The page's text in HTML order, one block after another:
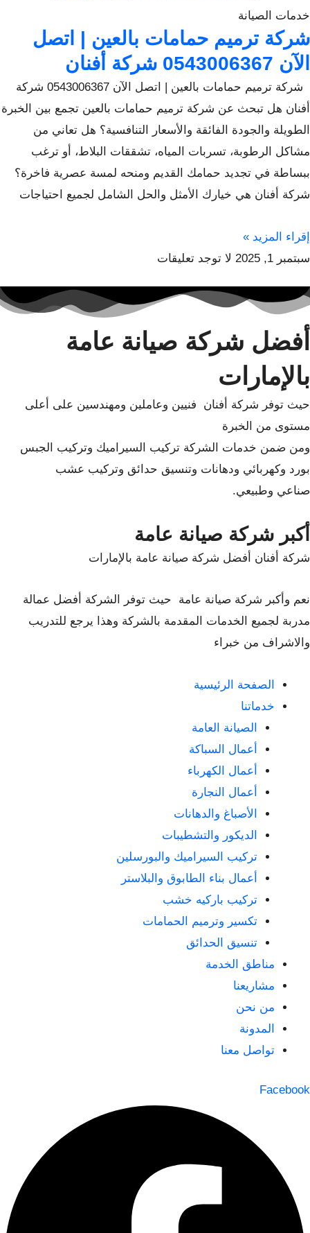
خدمات الصيانة
شركة ترميم حمامات بالعين | اتصل
الآن 0543006367 شركة أفنان
شركة ترميم حمامات بالعين | اتصل الآن 0543006367 شركة
أفنان هل تبحث عن شركة ترميم حمامات بالعين تجمع بين الخبرة
الطويلة والجودة الفائقة والأسعار التنافسية؟ هل تعاني من
مشاكل الرطوبة، تسربات المياه، تشققات البلاط، أو ترغب
ببساطة في تجديد حمامك القديم ومنحه لمسة عصرية فاخرة؟
شركة أفنان هي خيارك الأمثل والحل الشامل لجميع احتياجات
إقراء المزيد »
سبتمبر 1, 2025
لا توجد تعليقات
أفضل شركة صيانة عامة
بالإمارات
حيث توفر شركة أفنان فنيين وعاملين ومهندسين على أعلى
مستوى من الخبرة
ومن ضمن خدمات الشركة تركيب السيراميك وتركيب الجبس
بورد وكهربائي ودهانات وتنسيق حدائق وتركيب عشب
صناعي وطبيعي.
أكبر شركة صيانة عامة
شركة أفنان أفضل شركة صيانة عامة بالإمارات
نعم وأكبر شركة صيانة عامة حيث توفر الشركة أفضل عمالة
مدربة لجميع الخدمات المقدمة بالشركة وهذا يرجع للتدريب
والاشراف من خبراء
الصفحة الرئيسية
خدماتنا
الصيانة العامة
أعمال السباكة
أعمال الكهرباء
أعمال النجارة
الأصباغ والدهانات
الديكور والتشطيبات
تركيب السيراميك والبورسلين
أعمال بناء الطابوق والبلاستر
تركيب باركيه خشب
تكسير وترميم الحمامات
تنسيق الحدائق
مناطق الخدمة
مشاريعنا
من نحن
المدونة
تواصل معنا
Facebook